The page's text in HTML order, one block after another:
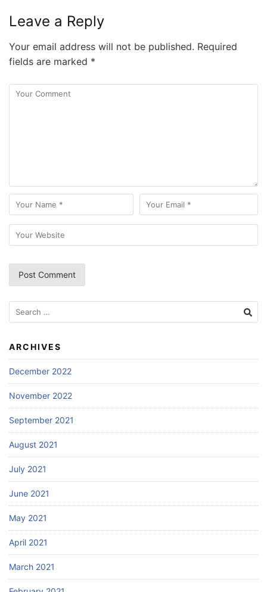
Leave a Reply
Your email address will not be published. Required
fields are marked *
Search
for:
ARCHIVES
December 2022
November 2022
September 2021
August 2021
July 2021
June 2021
May 2021
April 2021
March 2021